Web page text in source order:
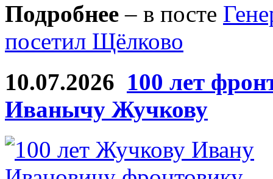
Подробнее – в посте
посетил Щёлково
10.07.2026 100 лет
Иванычу Жучкову